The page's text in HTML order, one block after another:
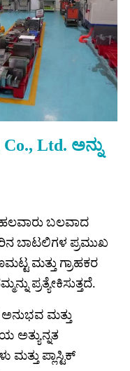
Ltd. ಅನ್ನು
ಬಲವಾದ
ಬಾಟಲಿಗಳ ಪ್ರಮುಖ
ಮತ್ತು ಗ್ರಾಹಕರ
ಪ್ರತ್ಯೇಕಿಸುತ್ತದೆ.
ಮತ್ತು
ಅತ್ಯುನ್ನತ
ಮತ್ತು ಪ್ಲಾಸ್ಟಿಕ್